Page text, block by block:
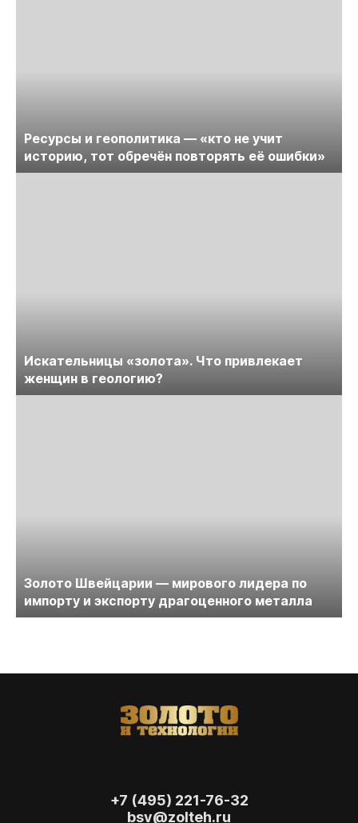
Ресурсы и геополитика — «кто не учит
историю, тот обречён повторять её ошибки»
Искательницы «золота». Что привлекает
женщин в геологию?
Золото Швейцарии — мирового лидера по
импорту и экспорту драгоценного металла
+7 (495) 221-76-32
bsv@zolteh.ru